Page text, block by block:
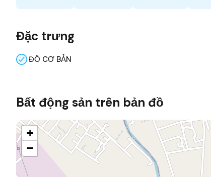
Đặc trưng
ĐỒ CƠ BẢN
Bất động sản trên bản đồ
+
−